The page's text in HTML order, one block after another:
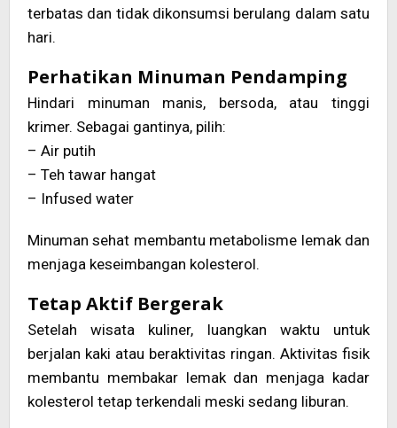
terbatas dan tidak dikonsumsi berulang dalam satu
hari.
Perhatikan Minuman Pendamping
Hindari minuman manis, bersoda, atau tinggi
krimer. Sebagai gantinya, pilih:
– Air putih
– Teh tawar hangat
– Infused water
Minuman sehat membantu metabolisme lemak dan
menjaga keseimbangan kolesterol.
Tetap Aktif Bergerak
Setelah wisata kuliner, luangkan waktu untuk
berjalan kaki atau beraktivitas ringan. Aktivitas fisik
membantu membakar lemak dan menjaga kadar
kolesterol tetap terkendali meski sedang liburan.